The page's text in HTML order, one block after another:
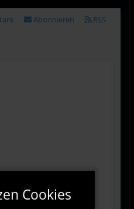
Abonnieren RSS
Cookies